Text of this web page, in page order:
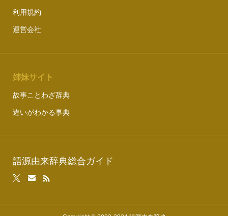
利用規約
運営会社
姉妹サイト
故事ことわざ辞典
違いがわかる事典
語源由来辞典総合ガイド